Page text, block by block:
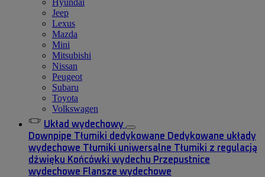
Hyundai
Jeep
Lexus
Mazda
Mini
Mitsubishi
Nissan
Peugeot
Subaru
Toyota
Volkswagen
Układ wydechowy
Downpipe Tłumiki dedykowane Dedykowane układy
wydechowe Tłumiki uniwersalne Tłumiki z regulacją
dźwięku Końcówki wydechu Przepustnice
wydechowe Flansze wydechowe